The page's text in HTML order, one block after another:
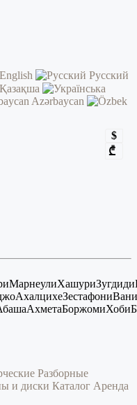
English
Русский
Қазақша
Azərbaycan
$
₾
МарнеулиХашуриЗугдиди
АхалцихеЗестафониВани
АхметаБоржомиХоби
Разборные
и диски Каталог Аренда